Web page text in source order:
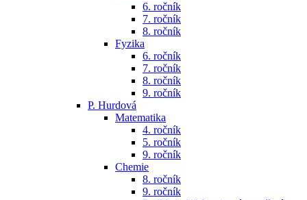
6. ročník
7. ročník
8. ročník
Fyzika
6. ročník
7. ročník
8. ročník
9. ročník
P. Hurdová
Matematika
4. ročník
5. ročník
9. ročník
Chemie
8. ročník
9. ročník